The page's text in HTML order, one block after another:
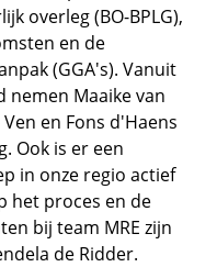
overleg (BO-BPLG),
en de
(GGA's). Vanuit
nemen Maaike van
en Fons d'Haens
Ook is er een
in onze regio actief
het proces en de
bij team MRE zijn
de Ridder.